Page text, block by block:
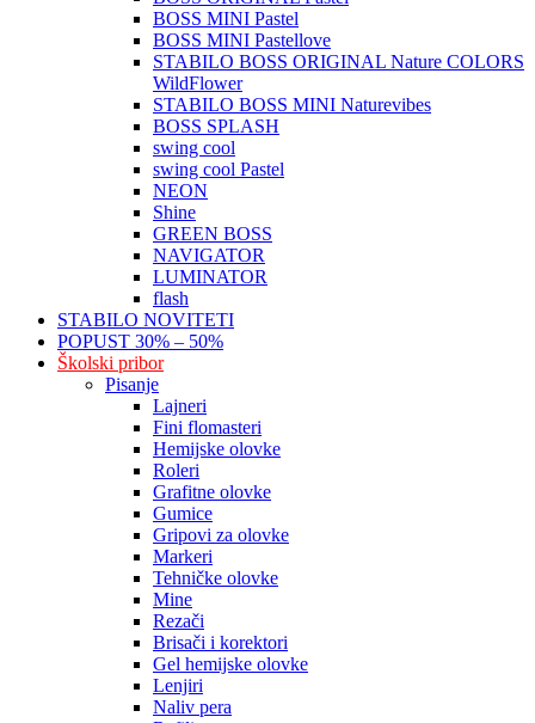
BOSS MINI Pastel
BOSS MINI Pastellove
STABILO BOSS ORIGINAL Nature COLORS
WildFlower
STABILO BOSS MINI Naturevibes
BOSS SPLASH
swing cool
swing cool Pastel
NEON
Shine
GREEN BOSS
NAVIGATOR
LUMINATOR
flash
STABILO NOVITETI
POPUST 30% – 50%
Školski pribor
Pisanje
Lajneri
Fini flomasteri
Hemijske olovke
Roleri
Grafitne olovke
Gumice
Gripovi za olovke
Markeri
Tehničke olovke
Mine
Rezači
Brisači i korektori
Gel hemijske olovke
Lenjiri
Naliv pera